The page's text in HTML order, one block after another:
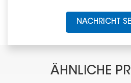
NACHRICHT
ÄHNLICHE